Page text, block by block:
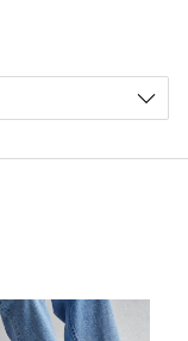
くことができ、夏